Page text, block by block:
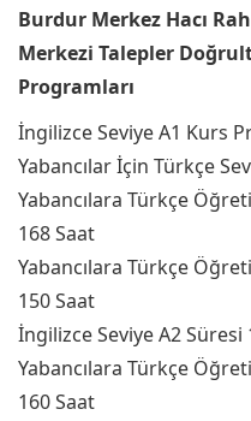
Burdur Merkez Hacı
Merkezi Talepler
Programları
İngilizce Seviye A1 Kurs
Yabancılar İçin Türkçe
Yabancılara Türkçe
168 Saat
Yabancılara Türkçe
150 Saat
İngilizce Seviye A2 Süresi
Yabancılara Türkçe
160 Saat